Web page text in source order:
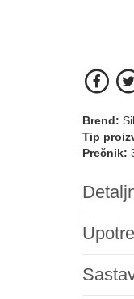
Brend:
Tip
Prečnik: